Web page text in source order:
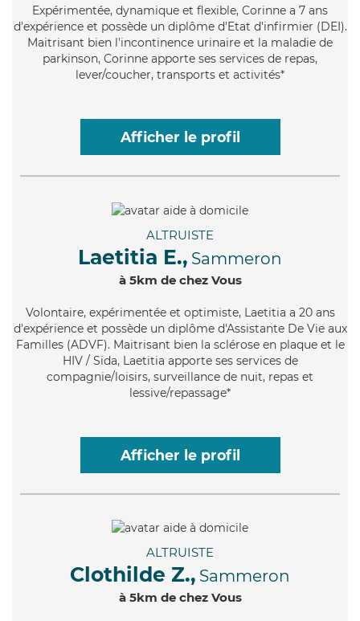
Expérimentée, dynamique et flexible, Corinne a 7 ans
d'expérience et possède un diplôme d'Etat d'infirmier (DEI).
Maitrisant bien l'incontinence urinaire et la maladie de
parkinson, Corinne apporte ses services de repas,
lever/coucher, transports et activités*
Afficher le profil
ALTRUISTE
Laetitia E., Sammeron
à 5km de chez Vous
Volontaire, expérimentée et optimiste, Laetitia a 20 ans
d'expérience et possède un diplôme d'Assistante De Vie aux
Familles (ADVF). Maitrisant bien la sclérose en plaque et le
HIV / Sida, Laetitia apporte ses services de
compagnie/loisirs, surveillance de nuit, repas et
lessive/repassage*
Afficher le profil
ALTRUISTE
Clothilde Z., Sammeron
à 5km de chez Vous